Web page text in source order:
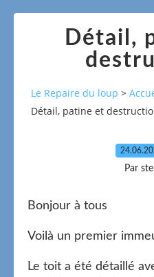
Détail,
Le Repaire du loup >
Détail, patine et
Par
Bonjour à tous
Voilà un premier
Le toit a été détaillé